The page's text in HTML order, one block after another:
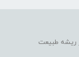
ریشه طبیعت